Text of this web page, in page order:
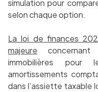
simulation pour
selon chaque option.
La loi de finances
majeure
immobilières pour
amortissements
dans l’assiette taxable